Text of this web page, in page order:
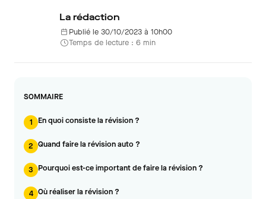
La rédaction
Publié le 30/10/2023 à 10h00
Temps de lecture : 6 min
SOMMAIRE
1 En quoi consiste la révision ?
2 Quand faire la révision auto ?
3 Pourquoi est-ce important de faire la révision ?
4 Où réaliser la révision ?